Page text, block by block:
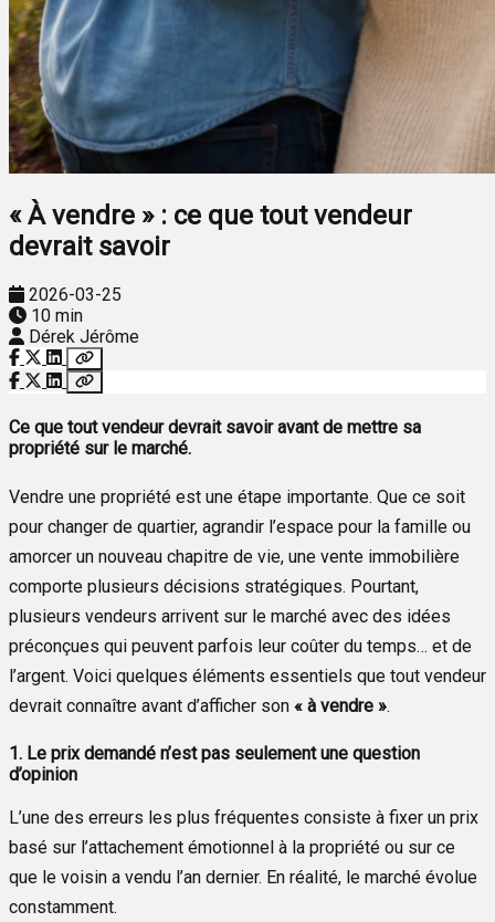
« À vendre » : ce que tout vendeur
devrait savoir
2026-03-25
10 min
Dérek Jérôme
Ce que tout vendeur devrait savoir avant de mettre sa
propriété sur le marché.
Vendre une propriété est une étape importante. Que ce soit
pour changer de quartier, agrandir l’espace pour la famille ou
amorcer un nouveau chapitre de vie, une vente immobilière
comporte plusieurs décisions stratégiques. Pourtant,
plusieurs vendeurs arrivent sur le marché avec des idées
préconçues qui peuvent parfois leur coûter du temps… et de
l’argent. Voici quelques éléments essentiels que tout vendeur
devrait connaître avant d’afficher son « à vendre ».
1. Le prix demandé n’est pas seulement une question
d’opinion
L’une des erreurs les plus fréquentes consiste à fixer un prix
basé sur l’attachement émotionnel à la propriété ou sur ce
que le voisin a vendu l’an dernier. En réalité, le marché évolue
constamment.